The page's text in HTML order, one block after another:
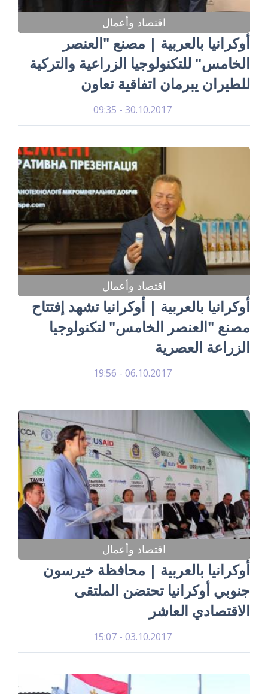
اقتصاد وأعمال
أوكرانيا بالعربية | مصنع "العنصر
الخامس" للتكنولوجيا الزراعية والتركية
للطيران يبرمان اتفاقية تعاون
30.10.2017 - 09:35
اقتصاد وأعمال
أوكرانيا بالعربية | أوكرانيا تشهد إفتتاح
مصنع "العنصر الخامس" لتكنولوجيا
الزراعة العصرية
06.10.2017 - 19:56
اقتصاد وأعمال
أوكرانيا بالعربية | محافظة خيرسون
جنوبي أوكرانيا تحتضن الملتقى
الاقتصادي العاشر
03.10.2017 - 15:07